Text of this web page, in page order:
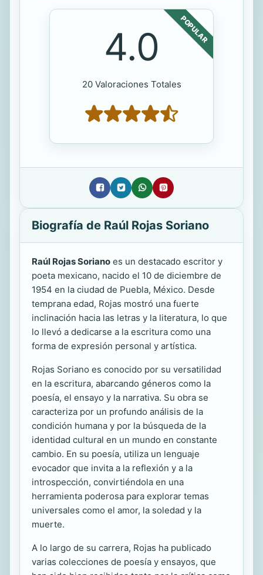
POPULAR
4.0
20 Valoraciones Totales
Biografía de Raúl Rojas Soriano
Raúl Rojas Soriano es un destacado escritor y
poeta mexicano, nacido el 10 de diciembre de
1954 en la ciudad de Puebla, México. Desde
temprana edad, Rojas mostró una fuerte
inclinación hacia las letras y la literatura, lo que
lo llevó a dedicarse a la escritura como una
forma de expresión personal y artística.
Rojas Soriano es conocido por su versatilidad
en la escritura, abarcando géneros como la
poesía, el ensayo y la narrativa. Su obra se
caracteriza por un profundo análisis de la
condición humana y por la búsqueda de la
identidad cultural en un mundo en constante
cambio. En su poesía, utiliza un lenguaje
evocador que invita a la reflexión y a la
introspección, convirtiéndola en una
herramienta poderosa para explorar temas
universales como el amor, la soledad y la
muerte.
A lo largo de su carrera, Rojas ha publicado
varias colecciones de poesía y ensayos, que